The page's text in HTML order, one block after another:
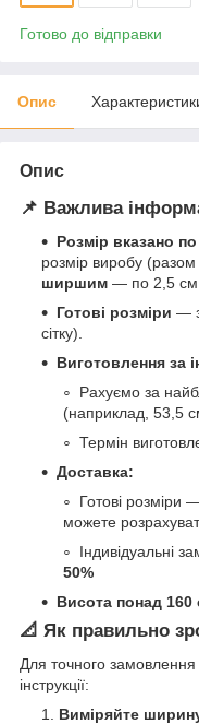
Готово до відправки
Опис
Опис
📌 Важлива
Розмір вказано
розмір виробу
ширшим — по 2,5 см
Готові розміри —
сітку).
Виготовлення за
Рахуємо за
(наприклад, 53,5
Термін
Доставка:
Готові розміри
можете
Індивідуальні
50%
Висота понад 160
📐 Як правильно
Для точного
інструкції:
Виміряйте